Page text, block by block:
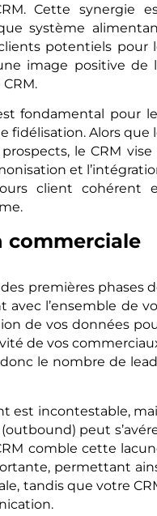
Cette synergie
système
potentiels pour
image positive de
fondamental pour
fidélisation. Alors que
le CRM vise
et
client cohérent
commerciale
premières phases
avec l’ensemble de
de vos données
de vos
le nombre de
est incontestable,
peut
comble cette
permettant
tandis que votre